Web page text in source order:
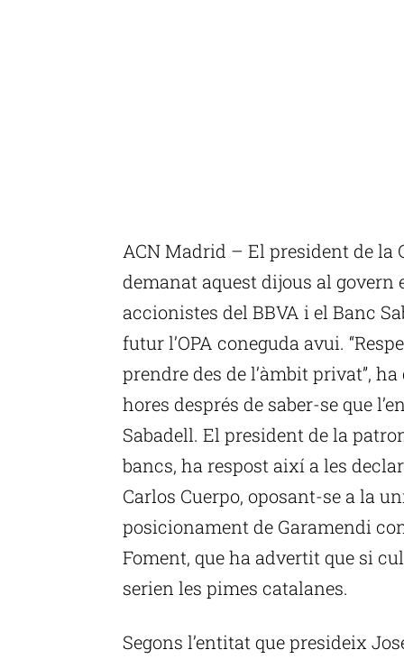
ACN Madrid – El president de la
demanat aquest dijous al
accionistes del BBVA i el Banc
futur l’OPA coneguda avui.
prendre des de l’àmbit privat”,
hores després de saber-se que
Sabadell. El president de la
bancs, ha respost així a les
Carlos Cuerpo, oposant-se a la
posicionament de Garamendi
Foment, que ha advertit que si
serien les pimes catalanes.
Segons l’entitat que presideix